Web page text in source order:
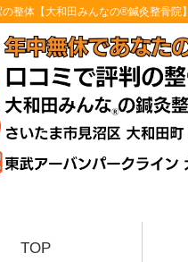
整体【大和田みんなの®鍼灸整骨院】
TOP